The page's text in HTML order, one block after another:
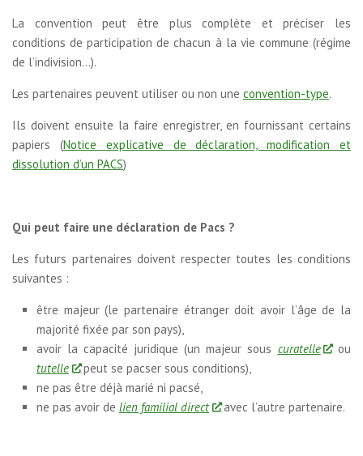
La convention peut être plus complète et préciser les
conditions de participation de chacun à la vie commune (régime
de l’indivision…).
Les partenaires peuvent utiliser ou non une convention-type.
Ils doivent ensuite la faire enregistrer, en fournissant certains
papiers (Notice explicative de déclaration, modification et
dissolution d’un PACS)
Qui peut faire une déclaration de Pacs ?
Les futurs partenaires doivent respecter toutes les conditions
suivantes :
être majeur (le partenaire étranger doit avoir l’âge de la
majorité fixée par son pays),
avoir la capacité juridique (un majeur sous curatelle
ou
tutelle
peut se pacser sous conditions),
ne pas être déjà marié ni pacsé,
ne pas avoir de lien familial direct avec l’autre partenaire.